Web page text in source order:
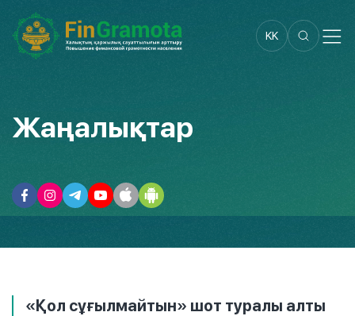
KK
Жаңалықтар
«Қол сұғылмайтын» шот туралы алты